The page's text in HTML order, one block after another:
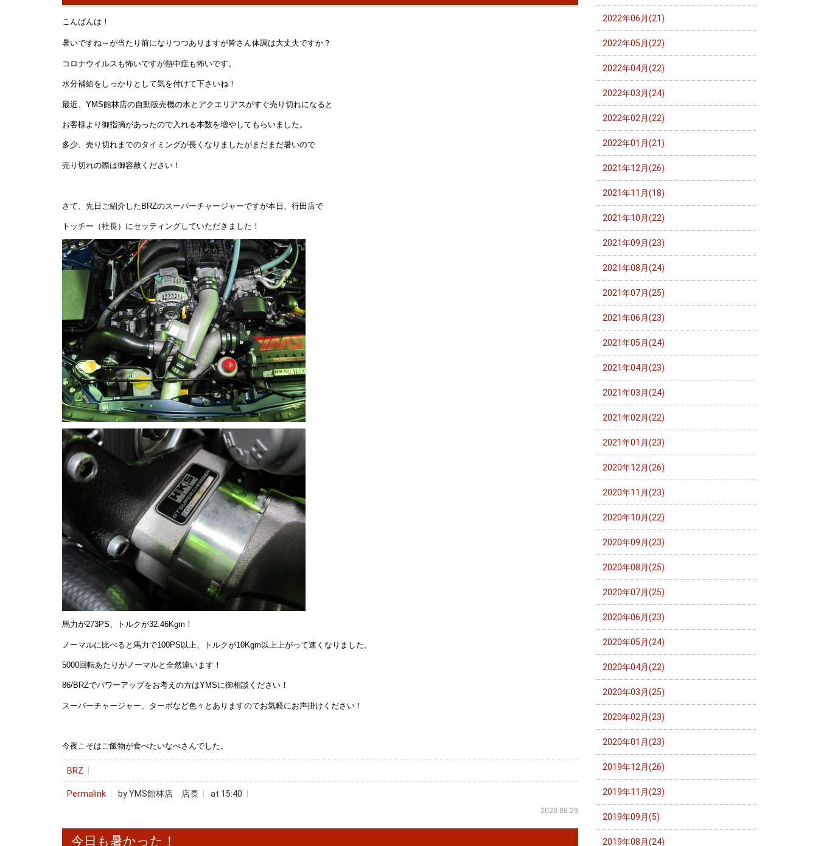
こんばんは！
暑いですね～が当たり前になりつつありますが皆さん体調は大丈夫ですか？
コロナウイルスも怖いですが熱中症も怖いです。
水分補給をしっかりとして気を付けて下さいね！
最近、YMS館林店の自動販売機の水とアクエリアスがすぐ売り切れになると
お客様より御指摘があったので入れる本数を増やしてもらいました。
多少、売り切れまでのタイミングが長くなりましたがまだまだ暑いので
売り切れの際は御容赦ください！
さて、先日ご紹介したBRZのスーパーチャージャーですが本日、行田店で
トッチー（社長）にセッティングしていただきました！
馬力が273PS、トルクが32.46Kgm！
ノーマルに比べると馬力で100PS以上、トルクが10Kgm以上上がって速くなりました。
5000回転あたりがノーマルと全然違います！
86/BRZでパワーアップをお考えの方はYMSに御相談ください！
スーパーチャージャー、ターボなど色々とありますのでお気軽にお声掛けください！
今夜こそはご飯物が食べたいなべさんでした。
BRZ
Permalink by YMS館林店 店長 at 15:40
2020.08.29
今日も暑かった！
2022年06月(21)
2022年05月(22)
2022年04月(22)
2022年03月(24)
2022年02月(22)
2022年01月(21)
2021年12月(26)
2021年11月(18)
2021年10月(22)
2021年09月(23)
2021年08月(24)
2021年07月(25)
2021年06月(23)
2021年05月(24)
2021年04月(23)
2021年03月(24)
2021年02月(22)
2021年01月(23)
2020年12月(26)
2020年11月(23)
2020年10月(22)
2020年09月(23)
2020年08月(25)
2020年07月(25)
2020年06月(23)
2020年05月(24)
2020年04月(22)
2020年03月(25)
2020年02月(23)
2020年01月(23)
2019年12月(26)
2019年11月(23)
2019年09月(5)
2019年08月(24)